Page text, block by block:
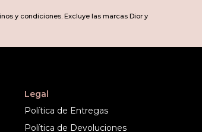
y condiciones. Excluye las marcas Dior y
Legal
Política de Entregas
Política de Devoluciones